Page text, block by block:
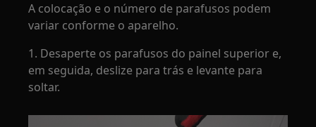
A colocação e o número de parafusos podem
variar conforme o aparelho.
1. Desaperte os parafusos do painel superior e,
em seguida, deslize para trás e levante para
soltar.